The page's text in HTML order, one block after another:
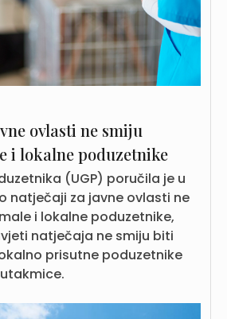
ovlasti ne smiju
i lokalne poduzetnike
(UGP) poručila je u
natječaji za javne ovlasti ne
i lokalne poduzetnike,
natječaja ne smiju biti
prisutne poduzetnike